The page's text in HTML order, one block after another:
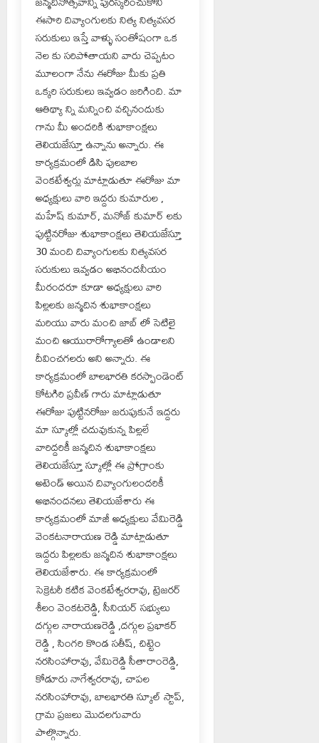
ఈసారి దివ్యాంగులకు నిత్య నిత్యవసర
సరుకులు ఇస్తే వాళ్ళు సంతోషంగా ఒక
నెల కు సరిపోతాయని వారు చెప్పటం
మూలంగా నేను ఈరోజు మీకు ప్రతి
ఒక్కరి సరుకులు ఇవ్వడం జరిగింది. మా
ఆతిథ్యా న్ని మన్నించి వచ్చినందుకు
గాను మీ అందరికి శుభాకాంక్షలు
తెలియజేస్తూ ఉన్నాను అన్నారు. ఈ
కార్యక్రమంలో డిసి పులబాల
వెంకటేశ్వర్లు మాట్లాడుతూ ఈరోజు మా
అధ్యక్షులు వారి ఇద్దరు కుమారుల ,
మహేష్ కుమార్, మనోజ్ కుమార్ లకు
పుట్టినరోజు శుభాకాంక్షలు తెలియజేస్తూ
30 మంది దివ్యాంగులకు నిత్యవసర
సరుకులు ఇవ్వడం అభినందనీయం
మీరందరూ కూడా అధ్యక్షులు వారి
పిల్లలకు జన్మదిన శుభాకాంక్షలు
మరియు వారు మంచి జాబ్ లో సెటిలై
మంచి ఆయురారోగ్యాలతో ఉండాలని
దీవించగలరు అని అన్నారు. ఈ
కార్యక్రమంలో బాలభారతి కరస్పాండెంట్
కోటగిరి ప్రవీణ్ గారు మాట్లాడుతూ
ఈరోజు పుట్టినరోజు జరుపుకునే ఇద్దరు
మా స్కూల్లో చదువుకున్న పిల్లలే
వారిద్దరికీ జన్మదిన శుభాకాంక్షలు
తెలియజేస్తూ స్కూల్లో ఈ ప్రోగ్రాంకు
అటెండ్ అయిన దివ్యాంగులందరికీ
అభినందనలు తెలియజేశారు ఈ
కార్యక్రమంలో మాజీ అధ్యక్షులు వేమిరెడ్డి
వెంకటనారాయణ రెడ్డి మాట్లాడుతూ
ఇద్దరు పిల్లలకు జన్మదిన శుభాకాంక్షలు
తెలియజేశారు. ఈ కార్యక్రమంలో
సెక్రెటరీ కటిక వెంకటేశ్వరరావు, ట్రెజరర్
శీలం వెంకటరెడ్డి, సీనియర్ సభ్యులు
దగ్గుల నారాయణరెడ్డి ,దగ్గుల ప్రభాకర్
రెడ్డి , సింగరి కొండ సతీష్, చిట్టెం
నరసింహారావు, వేమిరెడ్డి సీతారాంరెడ్డి,
కోడూరు నాగేశ్వరరావు, చాపల
నరసింహారావు, బాలభారతి స్కూల్ స్టాప్,
గ్రామ ప్రజలు మొదలగువారు
పాల్గొన్నారు.